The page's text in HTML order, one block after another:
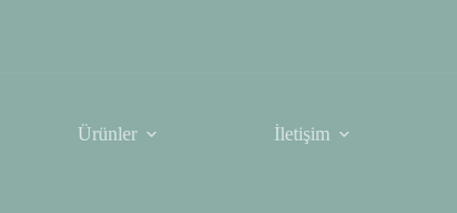
Ürünler İletişim